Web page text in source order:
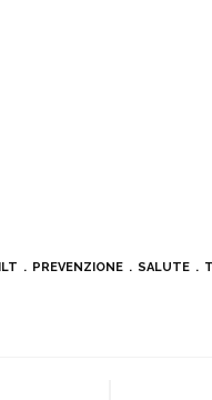
PREVENZIONE SALUTE